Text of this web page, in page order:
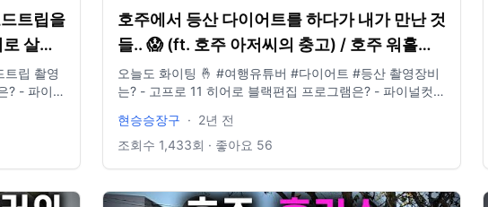
트립을
살아
촬영
호주에서 등산 다이어트를 하다가 내가 만난 것
들.. 😱 (ft. 호주 아저씨의 충고) / 호주 워홀러
로 살아남기 19
오늘도 화이팅 🤞 #여행유튜버 #다이어트 #등산 촬영장비
는? - 고프로 11 히어로 블랙편집 프로그램은? - 파이널컷
idclrlrlcks@naver.com
현승승장구 · 2년 전
조회수 1,433회 · 좋아요 56